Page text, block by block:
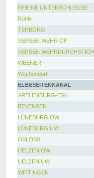
RHEINE UNTERSCHLEUSE
Rühle
TERBORG
VERSEN WEHR OP
VERSEN WEHRDURCHSTICH
WEENER
Wachendorf
ELBESEITENKANAL
ARTLENBURG-ESK
BEVENSEN
LÜNEBURG OW
LÜNEBURG UW
OSLOSS
UELZEN OW
UELZEN UW
WITTINGEN